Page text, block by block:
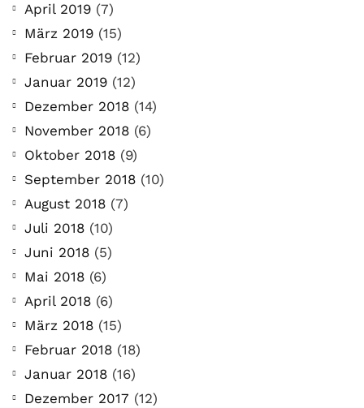
April 2019 (7)
März 2019 (15)
Februar 2019 (12)
Januar 2019 (12)
Dezember 2018 (14)
November 2018 (6)
Oktober 2018 (9)
September 2018 (10)
August 2018 (7)
Juli 2018 (10)
Juni 2018 (5)
Mai 2018 (6)
April 2018 (6)
März 2018 (15)
Februar 2018 (18)
Januar 2018 (16)
Dezember 2017 (12)
COMMUNITY
Der Leserbrief der
Woche #2